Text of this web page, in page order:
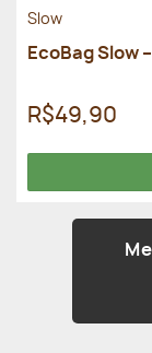
Slow
EcoBag Slow
R$49,90